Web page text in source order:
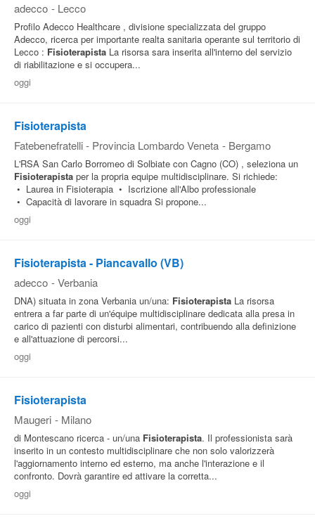
adecco - Lecco
Profilo Adecco Healthcare , divisione specializzata del gruppo
Adecco, ricerca per importante realta sanitaria operante sul territorio di
Lecco : Fisioterapista La risorsa sara inserita all'interno del servizio
di riabilitazione e si occupera...
oggi
Fisioterapista
Fatebenefratelli - Provincia Lombardo Veneta - Bergamo
L'RSA San Carlo Borromeo di Solbiate con Cagno (CO) , seleziona un
Fisioterapista per la propria equipe multidisciplinare. Si richiede:
• Laurea in Fisioterapia • Iscrizione all'Albo professionale
• Capacità di lavorare in squadra Si propone...
oggi
Fisioterapista - Piancavallo (VB)
adecco - Verbania
DNA) situata in zona Verbania un/una: Fisioterapista La risorsa
entrera a far parte di un'équipe multidisciplinare dedicata alla presa in
carico di pazienti con disturbi alimentari, contribuendo alla definizione
e all'attuazione di percorsi...
oggi
Fisioterapista
Maugeri - Milano
di Montescano ricerca - un/una Fisioterapista. Il professionista sarà
inserito in un contesto multidisciplinare che non solo valorizzerà
l'aggiornamento interno ed esterno, ma anche l'interazione e il
confronto. Dovrà garantire ed attivare la corretta...
oggi